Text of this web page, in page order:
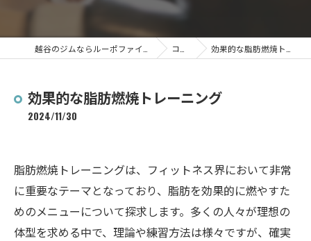
コラム 効果的な脂肪燃焼トレーニング
効果的な脂肪燃焼トレーニング
2024/11/30
脂肪燃焼トレーニングは、フィットネス界において非常
に重要なテーマとなっており、脂肪を効果的に燃やすた
めのメニューについて探求します。多くの人々が理想の
体型を求める中で、理論や練習方法は様々ですが、確実